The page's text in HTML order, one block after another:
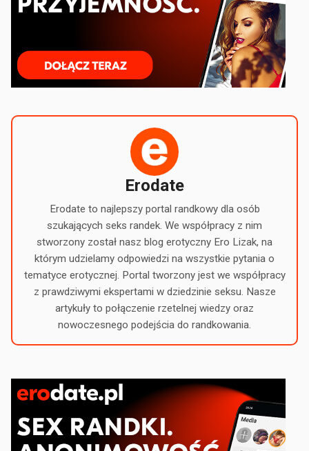
Erodate
Erodate to najlepszy portal randkowy dla osób
szukających seks randek. We współpracy z nim
stworzony został nasz blog erotyczny Ero Lizak, na
którym udzielamy odpowiedzi na wszystkie pytania o
tematyce erotycznej. Portal tworzony jest we współpracy
z prawdziwymi ekspertami w dziedzinie seksu. Nasze
artykuły to połączenie rzetelnej wiedzy oraz
nowoczesnego podejścia do randkowania.